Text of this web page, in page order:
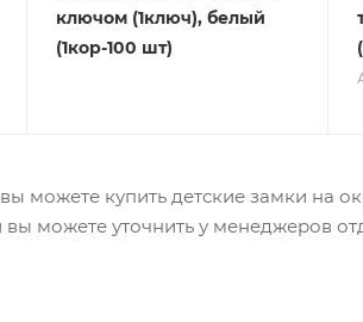
ключом (1ключ), белый
(1кор-100 шт)
можете купить детские замки на
можете уточнить у менеджеров